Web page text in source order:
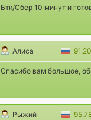
Бтк/Сбер 10 минут и
Алиса
Спасибо вам большое,
Рыжий